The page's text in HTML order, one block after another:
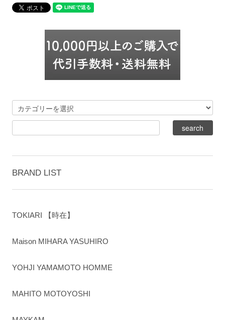
BRAND LIST
TOKIARI 【時在】
Maison MIHARA YASUHIRO
YOHJI YAMAMOTO HOMME
MAHITO MOTOYOSHI